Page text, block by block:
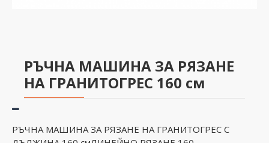
РЪЧНА МАШИНА ЗА РЯЗАНЕ
НА ГРАНИТОГРЕС 160 см
РЪЧНА МАШИНА ЗА РЯЗАНЕ НА ГРАНИТОГРЕС С